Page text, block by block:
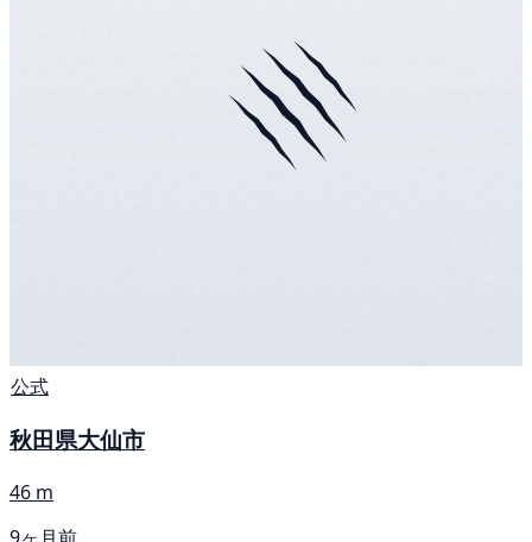
公式
秋田県大仙市
46 m
9ヶ月前